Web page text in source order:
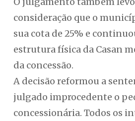
consideração que o
sua cota de 25% e
estrutura física da Casan
da concessão.
A decisão reformou a
julgado improcedente o
concessionária. Todos os